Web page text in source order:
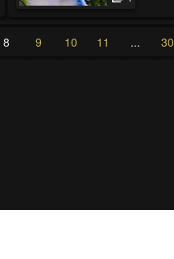
8 9 10 11 ... 30